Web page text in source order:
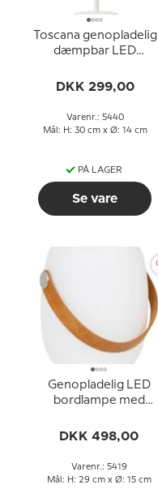
Toscana genopladelig
dæmpbar LED
DKK 299,00
Varenr.: 5440
Mål: H: 30 cm x Ø: 14 cm
PÅ LAGER
Se vare
Genopladelig LED
bordlampe med
DKK 498,00
Varenr.: 5419
Mål: H: 29 cm x Ø: 15 cm